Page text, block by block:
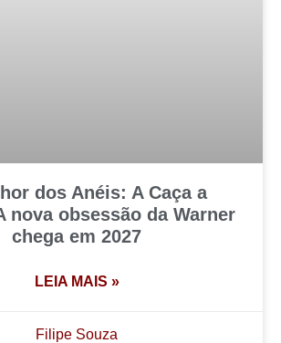
dos Anéis: A Caça a
nova obsessão da Warner
chega em 2027
LEIA MAIS »
Filipe Souza